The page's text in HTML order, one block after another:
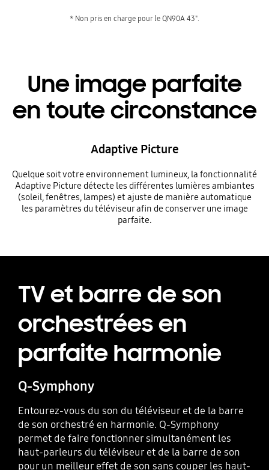
* Non pris en charge pour le QN90A 43".
Une image parfaite
en toute circonstance
Adaptive Picture
Quelque soit votre environnement lumineux, la fonctionnalité
Adaptive Picture détecte les différentes lumières ambiantes
(soleil, fenêtres, lampes) et ajuste de manière automatique
les paramètres du téléviseur afin de conserver une image
parfaite.
TV et barre de son
orchestrées en
parfaite harmonie
Q-Symphony
Entourez-vous du son du téléviseur et de la barre
de son orchestré en harmonie. Q-Symphony
permet de faire fonctionner simultanément les
haut-parleurs du téléviseur et de la barre de son
pour un meilleur effet de son sans couper les haut-